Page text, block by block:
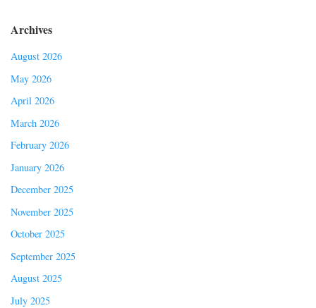
Archives
August 2026
May 2026
April 2026
March 2026
February 2026
January 2026
December 2025
November 2025
October 2025
September 2025
August 2025
July 2025